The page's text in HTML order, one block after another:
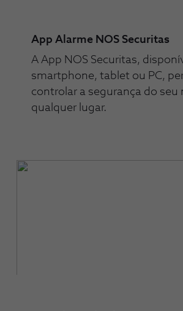
App Alarme NOS Securitas
A App NOS Securitas,
smartphone, tablet ou PC,
controlar a segurança do seu
qualquer lugar.